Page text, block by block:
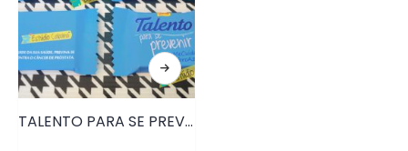
TALENTO PARA SE PREVENIR – TALENTO PERSONALIZADO NOVEMBRO AZUL • PRD138